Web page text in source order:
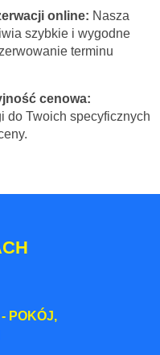
online: Nasza
szybkie i wygodne
terminu
cenowa:
do Twoich specyficznych
POKÓJ,